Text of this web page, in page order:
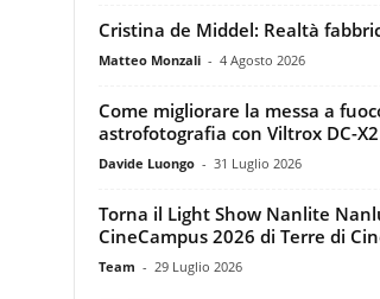
Cristina de Middel: Realtà
Matteo Monzali - 4 Agosto 2026
Come migliorare la messa a
astrofotografia con Viltrox DC-X2
Davide Luongo - 31 Luglio 2026
Torna il Light Show Nanlite
CineCampus 2026 di Terre di
Team - 29 Luglio 2026